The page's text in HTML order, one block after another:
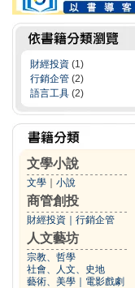
財經投資 (1)
行銷企管 (2)
語言工具 (2)
文學小說
文學 小說
商管創投
財經投資 行銷企管
人文藝坊
宗教、哲學
社會、人文、史地
藝術、美學
電影戲劇